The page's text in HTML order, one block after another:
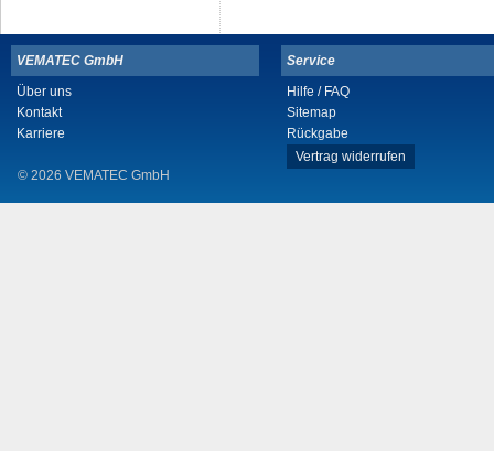
VEMATEC GmbH
Über uns
Kontakt
Karriere
© 2026 VEMATEC GmbH
Service
Hilfe / FAQ
Sitemap
Rückgabe
Vertrag widerrufen